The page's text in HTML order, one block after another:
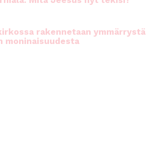
rakennetaan ymmärrystä
moninaisuudesta